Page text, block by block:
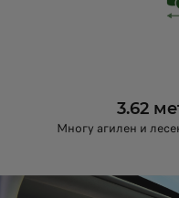
3.62
Многу агилен и